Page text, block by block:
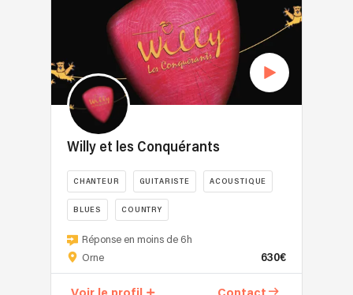
rock
internationales
à
l’âme
résolument
british.
puisons
dans
les
grands
classiques
anglo-
saxons
Willy et les Conquérants
CHANTEUR GUITARISTE ACOUSTIQUE
BLUES COUNTRY
En
2017
Réponse en moins de 6h
Orne
630€